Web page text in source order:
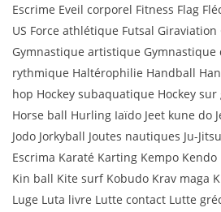
Escrime Eveil corporel Fitness Flag
US Force athlétique Futsal
Gymnastique artistique Gymnastique
rythmique Haltérophilie Handball
hop Hockey subaquatique Hockey sur
Horse ball Hurling Iaïdo Jeet kune do
Jodo Jorkyball Joutes nautiques Ju-
Escrima Karaté Karting Kempo
Kin ball Kite surf Kobudo Krav maga
Luge Luta livre Lutte contact Lutte